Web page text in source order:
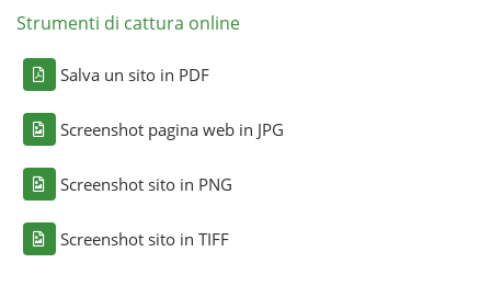
Strumenti di cattura online
Salva un sito in PDF
Screenshot pagina web in JPG
Screenshot sito in PNG
Screenshot sito in TIFF